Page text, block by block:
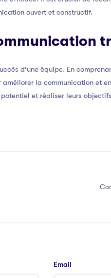
ouvert et constructif.
d’une équipe. En
la communication et
et réaliser leurs
Email